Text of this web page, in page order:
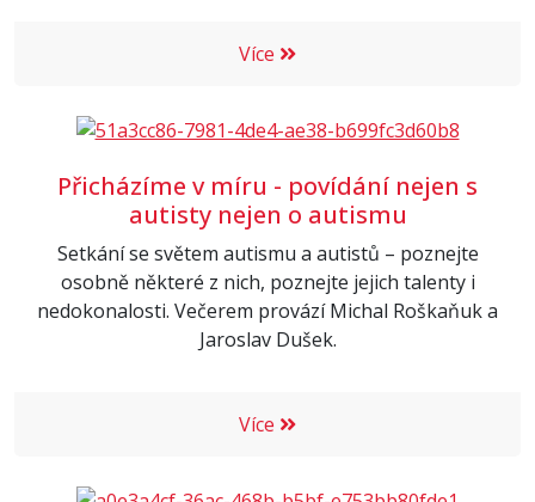
Více
Přicházíme v míru - povídání nejen s
autisty nejen o autismu
Setkání se světem autismu a autistů – poznejte
osobně některé z nich, poznejte jejich talenty i
nedokonalosti. Večerem provází Michal Roškaňuk a
Jaroslav Dušek.
Více